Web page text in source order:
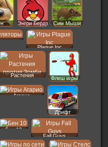
Энгри Бердз Сим Мыши
Plague Inc
Растения
Флеш игры
Агарио
Дрифт
Бен 10
Fall Guys